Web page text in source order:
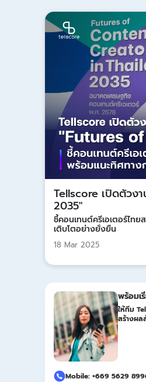
Tellscore เปิดตัวง
2035"
ชี้คอนเทนต์ครีเอเตอร์ไท
เติบโตอย่างยั่งยืน
18 Mar 2025
พร้อม
ให้ทีม
สร้างผ
Mobile: +669 5629